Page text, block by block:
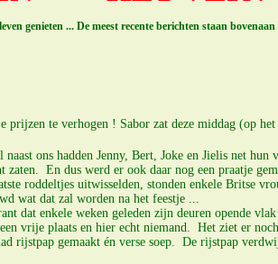
genieten ... De meest recente berichten staan bovenaan
te verhogen ! Sabor zat deze middag (op
ons hadden Jenny, Bert, Joke en Jielis net
En dus werd er ook daar nog een praatje
roddeltjes uitwisselden, stonden enkele Britse
wat dat zal worden na het feestje ...
dat enkele weken geleden zijn deuren opende
vrije plaats en hier echt niemand. Het ziet er
rijstpap gemaakt én verse soep. De rijstpap